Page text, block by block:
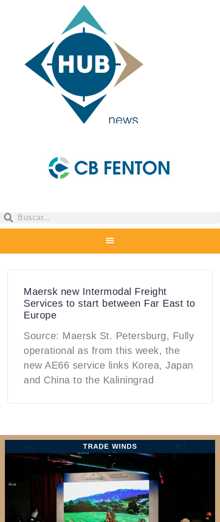
Maersk new Intermodal Freight
Services to start between Far East to
Europe
Source: Maersk St. Petersburg, Fully
operational as from this week, the
new AE66 service links Korea, Japan
and China to the Kaliningrad
TRADE WINDS